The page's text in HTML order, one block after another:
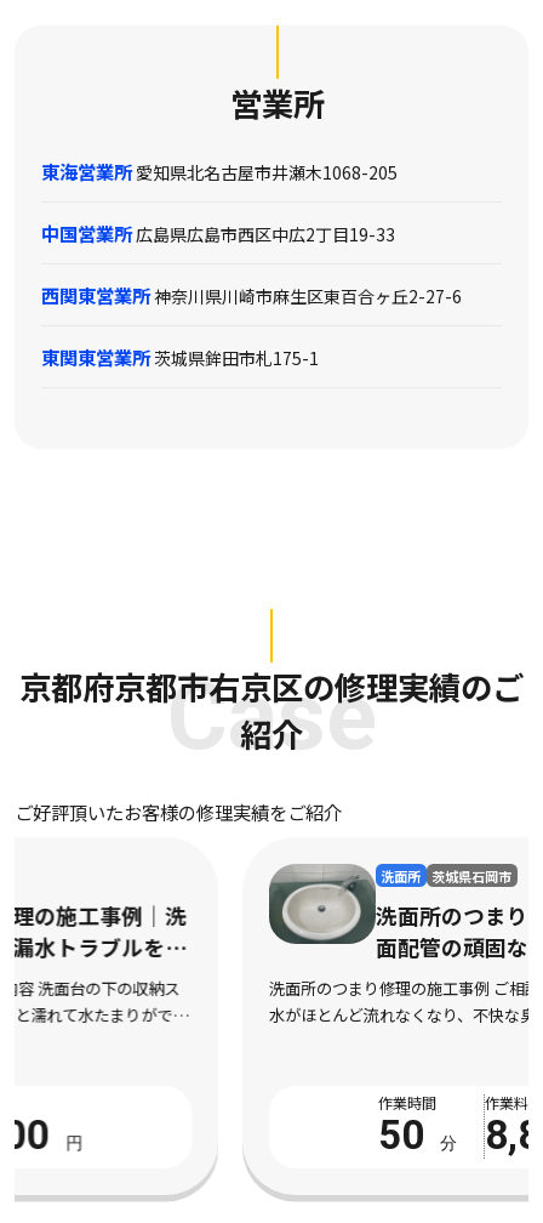
営業所
東海営業所 愛知県北名古屋市井瀬木1068-205
中国営業所広島県広島市西区中広2丁目19-33
西関東営業所神奈川県川崎市麻生区東百合ヶ丘2-27-6
東関東営業所茨城県鉾田市札175-1
Case
京都府京都市右京区の修理実績のご
紹介
ご好評頂いたお客様の修理実績をご紹介
茨城県石岡市
洗面所のつまり修理の施工事例｜洗
面配管の頑固なつまりを迅速に解消
洗面所のつまり修理の施工事例 ご相談内容 洗面台の排水口から
水がほとんど流れなくなり、不快な臭いも上がってくるようにな
円